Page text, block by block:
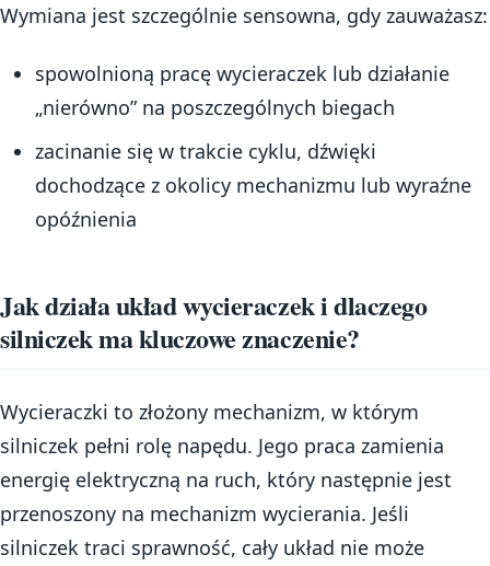
Wymiana jest szczególnie sensowna, gdy zauważasz:
spowolnioną pracę wycieraczek lub działanie
„nierówno” na poszczególnych biegach
zacinanie się w trakcie cyklu, dźwięki
dochodzące z okolicy mechanizmu lub wyraźne
opóźnienia
Jak działa układ wycieraczek i dlaczego
silniczek ma kluczowe znaczenie?
Wycieraczki to złożony mechanizm, w którym
silniczek pełni rolę napędu. Jego praca zamienia
energię elektryczną na ruch, który następnie jest
przenoszony na mechanizm wycierania. Jeśli
silniczek traci sprawność, cały układ nie może